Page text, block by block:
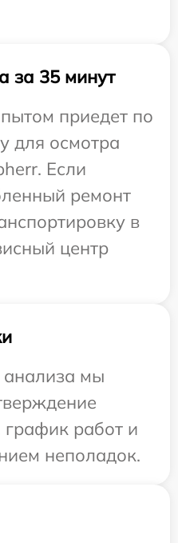
за 35 минут
приедет по
для осмотра
Если
ремонт
в
центр
анализа мы
график работ и
неполадок.